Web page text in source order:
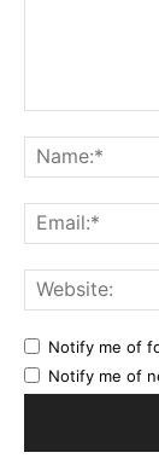
Notify me of
Notify me of